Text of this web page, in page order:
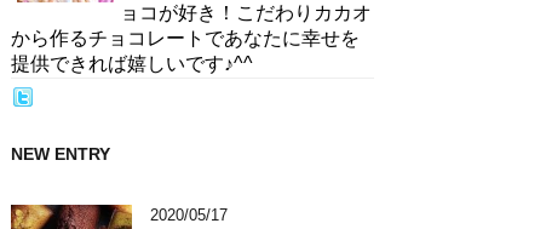
ョコが好き！こだわりカカオ
から作るチョコレートであなたに幸せを
提供できれば嬉しいです♪^^
NEW ENTRY
2020/05/17